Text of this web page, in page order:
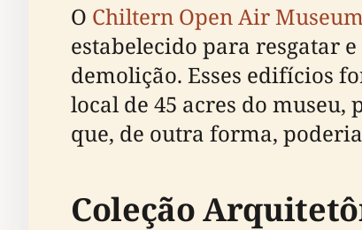
O Chiltern Open Air Museum
estabelecido para resgatar
demolição. Esses edifícios
local de 45 acres do
que, de outra forma,
Coleção